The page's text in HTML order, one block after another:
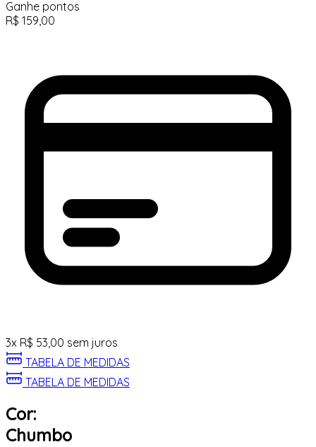
Ganhe pontos
R$ 159,00
3x R$ 53,00 sem juros
TABELA DE MEDIDAS
TABELA DE MEDIDAS
Cor:
Chumbo